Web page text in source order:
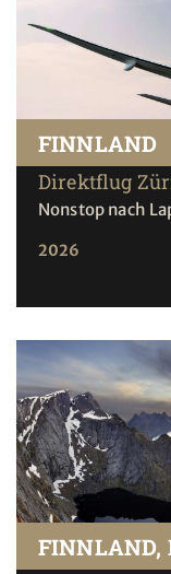
FINNLAND
Direktflug
Nonstop nach
2026
FINNLAND,